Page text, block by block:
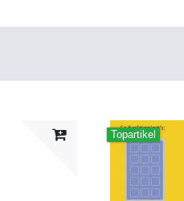
Topartikel